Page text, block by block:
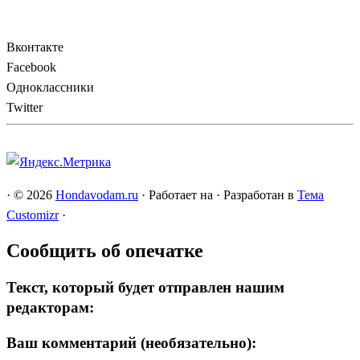
Вконтакте
Facebook
Одноклассники
Twitter
· © 2026 Hondavodam.ru · Работает на · Разработан в Тема
Customizr ·
Сообщить об опечатке
Текст, который будет отправлен нашим
редакторам:
Ваш комментарий (необязательно):